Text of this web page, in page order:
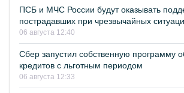
ПСБ и МЧС России будут оказывать
пострадавших при чрезвычайных
06 августа 12:40
Сбер запустил собственную программу
кредитов с льготным периодом
06 августа 12:33